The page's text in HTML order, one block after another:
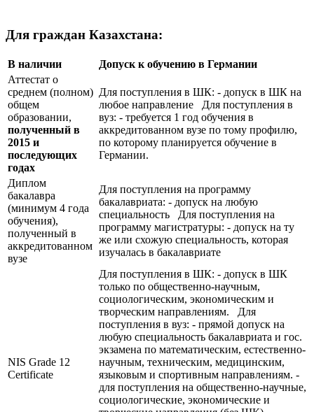
Для граждан Казахстана:
В наличии
Допуск к обучению в Германии
Аттестат о
среднем (полном)
общем
образовании,
полученный в
2015 и
последующих
годах
Для поступления в ШК: - допуск в ШК на
любое направление Для поступления в
вуз: - требуется 1 год обучения в
аккредитованном вузе по тому профилю,
по которому планируется обучение в
Германии.
Диплом
бакалавра
(минимум 4 года
обучения),
полученный в
аккредитованном
вузе
Для поступления на программу
бакалавриата: - допуск на любую
специальность Для поступления на
программу магистратуры: - допуск на ту
же или схожую специальность, которая
изучалась в бакалавриате
NIS Grade 12
Certificate
Для поступления в ШК: - допуск в ШК
только по общественно-научным,
социологическим, экономическим и
творческим направлениям. Для
поступления в вуз: - прямой допуск на
любую специальность бакалавриата и гос.
экзамена по математическим, естественно-
научным, техническим, медицинским,
языковым и спортивным направлениям. -
для поступления на общественно-научные,
социологические, экономические и